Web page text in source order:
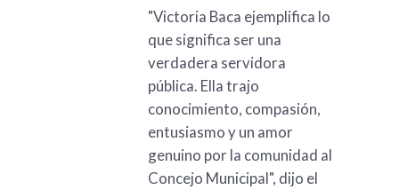
"Victoria Baca ejemplifica lo
que significa ser una
verdadera servidora
pública. Ella trajo
conocimiento, compasión,
entusiasmo y un amor
genuino por la comunidad al
Concejo Municipal", dijo el